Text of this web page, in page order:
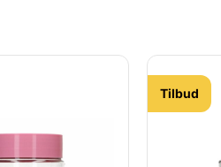
Tilbud